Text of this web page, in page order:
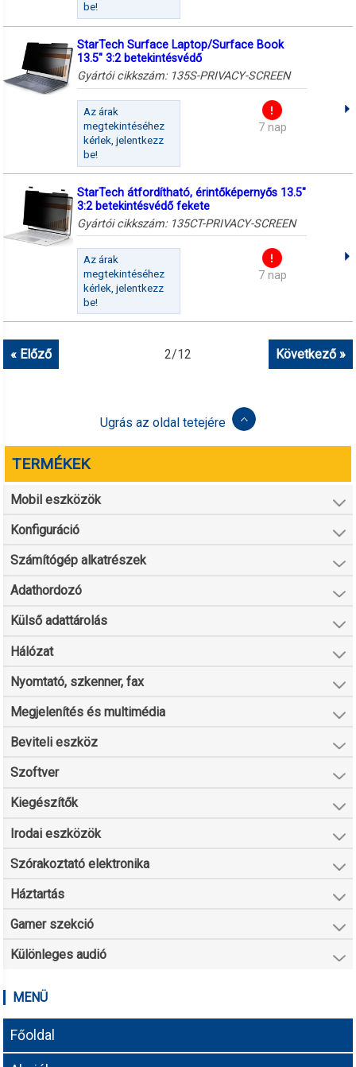
be!
StarTech Surface Laptop/Surface Book
13.5" 3:2 betekintésvédő
Gyártói cikkszám: 135S-PRIVACY-SCREEN
Az árak
megtekintéséhez
kérlek, jelentkezz
be!
7 nap
StarTech átfordítható, érintőképernyős 13.5"
3:2 betekintésvédő fekete
Gyártói cikkszám: 135CT-PRIVACY-SCREEN
Az árak
megtekintéséhez
kérlek, jelentkezz
be!
7 nap
2/12
« Előző Következő »
Ugrás az oldal tetejére
TERMÉKEK
Mobil eszközök
Konfiguráció
Számítógép alkatrészek
Adathordozó
Külső adattárolás
Hálózat
Nyomtató, szkenner, fax
Megjelenítés és multimédia
Beviteli eszköz
Szoftver
Kiegészítők
Irodai eszközök
Szórakoztató elektronika
Háztartás
Gamer szekció
Különleges audió
MENÜ
Főoldal